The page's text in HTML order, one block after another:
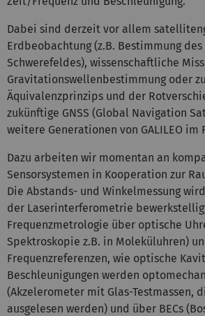
Dabei sind derzeit vor allem
Erdbeobachtung (z.B. Bestimmung des
Schwerefeldes), wissenschaftliche
Gravitationswellenbestimmung oder
Äquivalenzprinzips und der
zukünftige GNSS (Global Navigation
weitere Generationen von GALILEO im
Dazu arbeiten wir momentan an
Sensorsystemen in Kooperation zur
Die Abstands- und Winkelmessung
der Laserinterferometrie
Frequenzmetrologie über optische
Spektroskopie z.B. in Moleküluhren)
Frequenzreferenzen, wie optische
Beschleunigungen werden
(Akzelerometer mit Glas-Testmassen,
ausgelesen werden) und über BECs